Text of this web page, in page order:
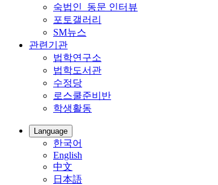
숙법인_동문 인터뷰
포토갤러리
SM뉴스
관련기관
법학연구소
법학도서관
수정당
로스쿨준비반
학생활동
Language
한국어
English
中文
日本語